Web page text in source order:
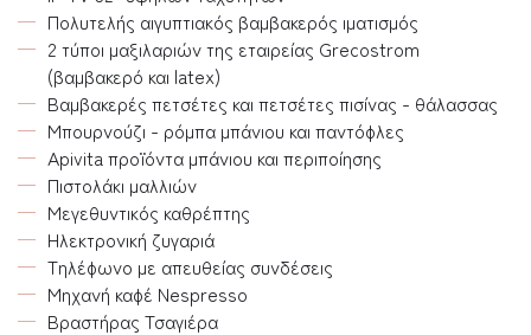
Πολυτελής αιγυπτιακός βαμβακερός ιματισμός
2 τύποι μαξιλαριών της εταιρείας Grecostrom
(βαμβακερό και latex)
Βαμβακερές πετσέτες και πετσέτες πισίνας - θάλασσας
Μπουρνούζι - ρόμπα μπάνιου και παντόφλες
Apivita προϊόντα μπάνιου και περιποίησης
Πιστολάκι μαλλιών
Μεγεθυντικός καθρέπτης
Ηλεκτρονική ζυγαριά
Τηλέφωνο με απευθείας συνδέσεις
Μηχανή καφέ Nespresso
Βραστήρας Τσαγιέρα